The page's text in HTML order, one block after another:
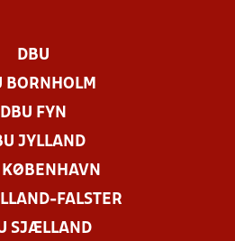
DBU
BORNHOLM
DBU FYN
JYLLAND
KØBENHAVN
FALSTER
SJÆLLAND